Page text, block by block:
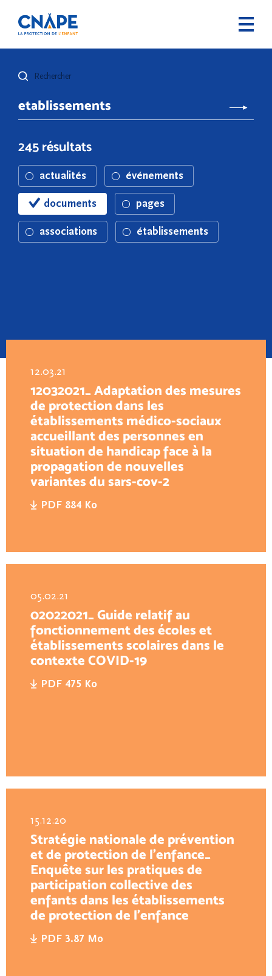
Rechercher
245 résultats
actualités événements
documents pages
associations établissements
12.03.21
12032021_ Adaptation des mesures
de protection dans les
établissements médico-sociaux
accueillant des personnes en
situation de handicap face à la
propagation de nouvelles
variantes du sars-cov-2
PDF 884 Ko
05.02.21
02022021_ Guide relatif au
fonctionnement des écoles et
établissements scolaires dans le
contexte COVID-19
PDF 475 Ko
15.12.20
Stratégie nationale de prévention
et de protection de l’enfance_
Enquête sur les pratiques de
participation collective des
enfants dans les établissements
de protection de l’enfance
PDF 3.87 Mo